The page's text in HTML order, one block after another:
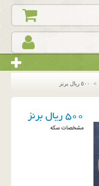
> ٥٠٠ ريال برنز
٥٠٠ ريال برنز
مشخصات سکه